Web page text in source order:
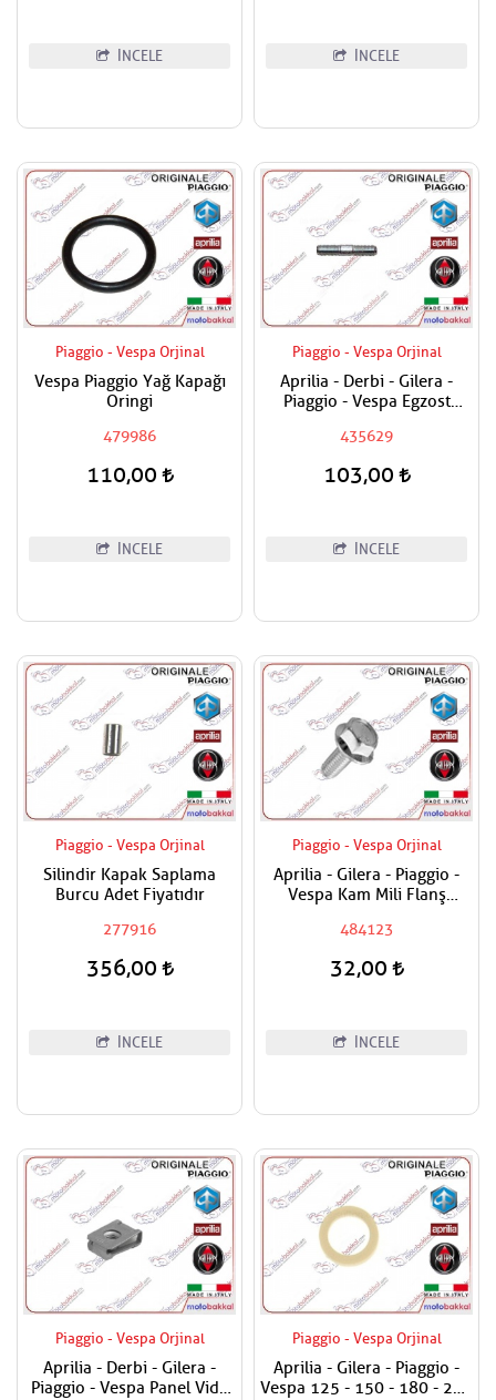
İNCELE İNCELE
Piaggio - Vespa Orjinal
Vespa Piaggio Yağ Kapağı
Oringi
479986
110,00
İNCELE
Piaggio - Vespa Orjinal
Aprilia - Derbi - Gilera -
Piaggio - Vespa Egzost
Fiyatıdır
435629
103,00
İNCELE
Piaggio - Vespa Orjinal
Silindir Kapak Saplama
Burcu Adet Fiyatıdır
277916
356,00
İNCELE
Piaggio - Vespa Orjinal
Aprilia - Gilera - Piaggio -
Vespa Kam Mili Flanş
484123
32,00
İNCELE
Piaggio - Vespa Orjinal
Aprilia - Derbi - Gilera -
Piaggio - Vespa Panel Vida
Piaggio - Vespa Orjinal
Aprilia - Gilera - Piaggio -
Vespa 125 - 150 - 180 - 200